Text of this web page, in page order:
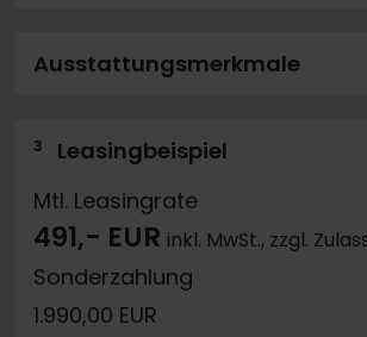
Ausstattungsmerkmale
3
Leasingbeispiel
Mtl. Leasingrate
491,- EUR inkl. MwSt., zzgl.
Sonderzahlung
1.990,00 EUR